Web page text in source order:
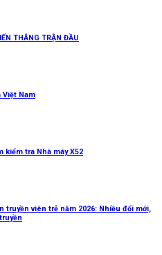
THẮNG TRẬN ĐẦU
Việt Nam
tra Nhà máy X52
truyền viên trẻ năm 2026: Nhiều đổi mới,